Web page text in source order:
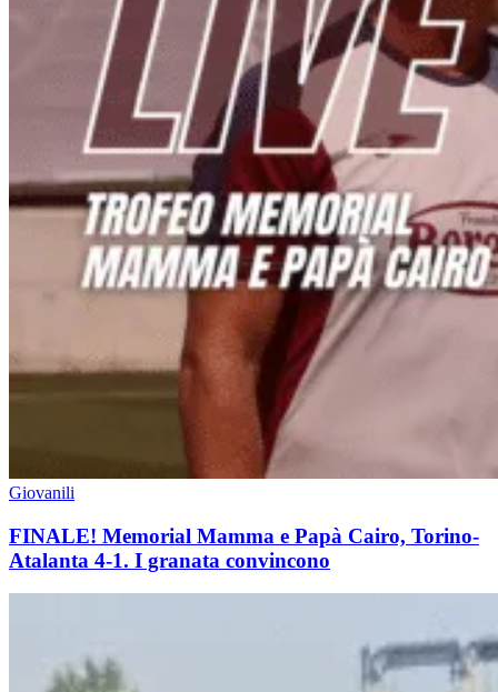
Giovanili
FINALE! Memorial Mamma e Papà Cairo, Torino-
Atalanta 4-1. I granata convincono